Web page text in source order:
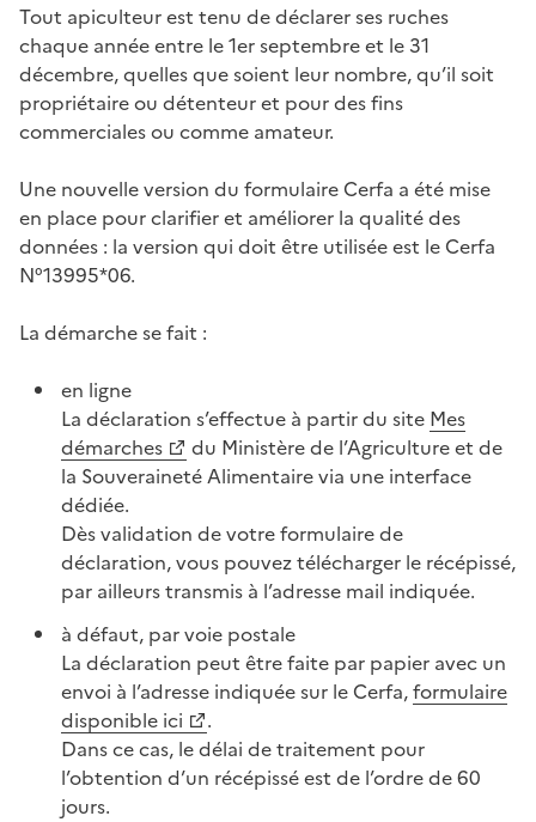
Tout apiculteur est tenu de déclarer ses ruches
chaque année entre le 1er septembre et le 31
décembre, quelles que soient leur nombre, qu’il soit
propriétaire ou détenteur et pour des fins
commerciales ou comme amateur.
Une nouvelle version du formulaire Cerfa a été mise
en place pour clarifier et améliorer la qualité des
données : la version qui doit être utilisée est le Cerfa
N°13995*06.
La démarche se fait :
en ligne
La déclaration s’effectue à partir du site Mes
démarches
du Ministère de l’Agriculture et de
la Souveraineté Alimentaire via une interface
dédiée.
Dès validation de votre formulaire de
déclaration, vous pouvez télécharger le récépissé,
par ailleurs transmis à l’adresse mail indiquée.
à défaut, par voie postale
La déclaration peut être faite par papier avec un
envoi à l’adresse indiquée sur le Cerfa,formulaire
disponible ici
.
Dans ce cas, le délai de traitement pour
l’obtention d’un récépissé est de l’ordre de 60
jours.